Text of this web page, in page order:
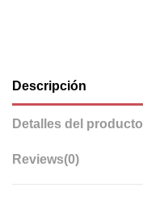
Descripción
Detalles del producto
Reviews(0)